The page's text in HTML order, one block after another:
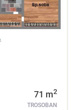
71 m2
TROSOBAN